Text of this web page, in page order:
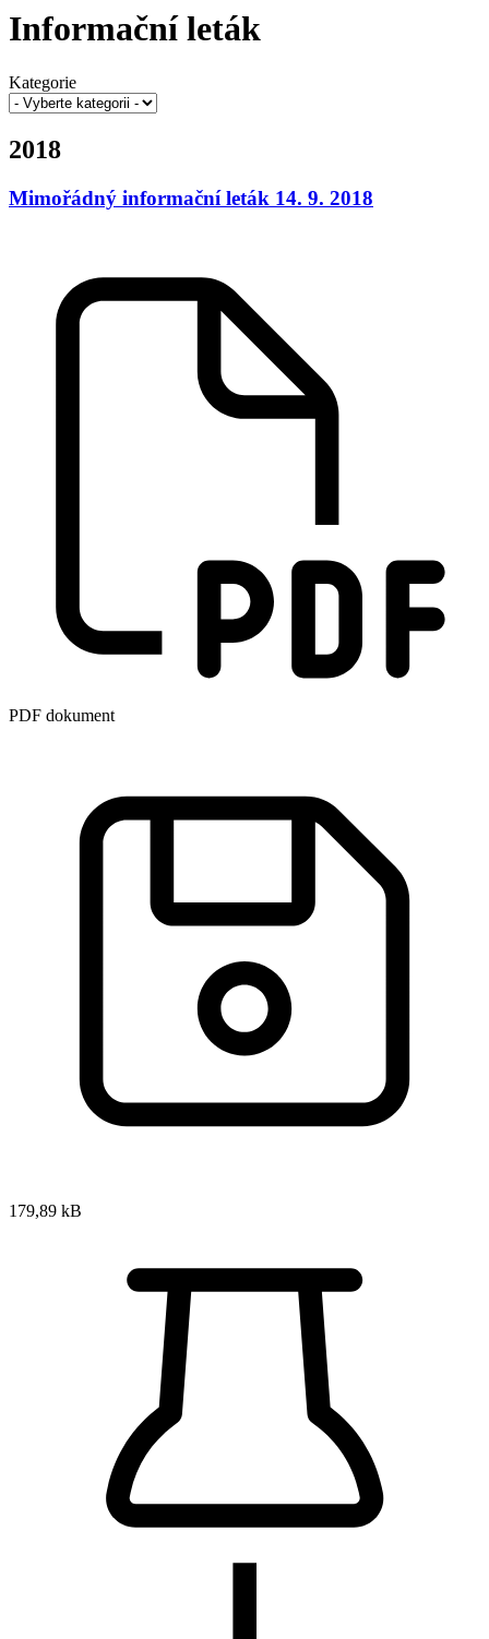
Informační leták
Kategorie
2018
Mimořádný informační leták 14. 9. 2018
PDF dokument
179,89 kB